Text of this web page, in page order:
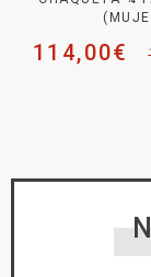
114,00€